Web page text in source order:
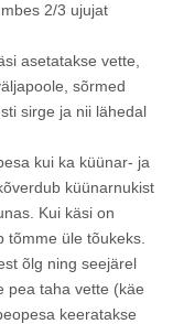
2/3 ujujat
asetatakse vette,
sõrmed
sirge ja nii lähedal
kui ka küünar- ja
küünarnukist
Kui käsi on
tõmme üle tõukeks.
õlg ning seejärel
pea taha vette (käe
keeratakse